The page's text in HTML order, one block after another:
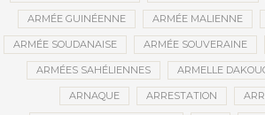
ARMÉE GUINÉENNE ARMÉE MALIENNE
ARMÉE SOUDANAISE ARMÉE SOUVERAINE
ARMÉES SAHÉLIENNES ARMELLE
ARNAQUE ARRESTATION